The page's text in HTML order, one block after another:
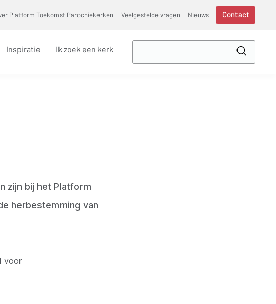
Platform Toekomst Parochiekerken Veelgestelde vragen Nieuws Contact
Inspiratie Ik zoek een kerk
in
zijn bij het Platform
herbestemming van
voor